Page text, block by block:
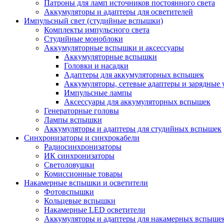
Патроны для ламп источников постоянного света
Аккумуляторы и адаптеры для осветителей
Импульсный свет (студийные вспышки)
Комплекты импульсного света
Студийные моноблоки
Аккумуляторные вспышки и аксессуары
Аккумуляторные вспышки
Головки и насадки
Адаптеры для аккумуляторных вспышек
Аккумуляторы, сетевые адаптеры и зарядные
Импульсные лампы
Аксессуары для аккумуляторных вспышек
Генераторные головы
Лампы вспышки
Аккумуляторы и адаптеры для студийных вспышек
Синхронизаторы и синхрокабели
Радиосинхронизаторы
ИК синхронизаторы
Светоловушки
Комиссионные товары
Накамерные вспышки и осветители
Фотовспышки
Кольцевые вспышки
Накамерные LED осветители
Аккумуляторы и адаптеры для накамерных